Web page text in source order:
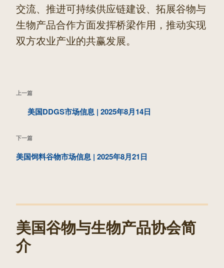
交流、推进可持续供应链建设、拓展谷物与
生物产品合作方面发挥桥梁作用，推动实现
双方农业产业的共赢发展。
文
章
导
航
上
文
章
上一篇
美国DDGS市场信息 | 2025年8月14日
下
一
章
下一篇
美国饲料谷物市场信息 | 2025年8月21日
美国谷物与生物产品协会简
介